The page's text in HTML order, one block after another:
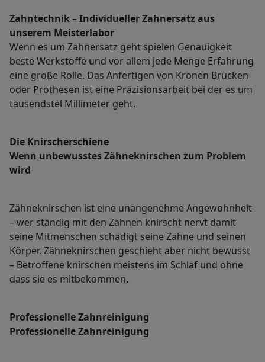
Zahntechnik – Individueller Zahnersatz aus
unserem Meisterlabor
Wenn es um Zahnersatz geht spielen Genauigkeit
beste Werkstoffe und vor allem jede Menge Erfahrung
eine große Rolle. Das Anfertigen von Kronen Brücken
oder Prothesen ist eine Präzisionsarbeit bei der es um
tausendstel Millimeter geht.
Die Knirscherschiene
Wenn unbewusstes Zähneknirschen zum Problem
wird
Zähneknirschen ist eine unangenehme Angewohnheit
– wer ständig mit den Zähnen knirscht nervt damit
seine Mitmenschen schädigt seine Zähne und seinen
Körper. Zähneknirschen geschieht aber nicht bewusst
– Betroffene knirschen meistens im Schlaf und ohne
dass sie es mitbekommen.
Professionelle Zahnreinigung
Professionelle Zahnreinigung